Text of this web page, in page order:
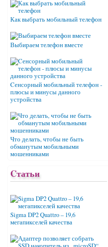
Как выбрать мобильный телефон
Выбираем телефон вместе
Cенсорный мобильный телефон -
плюсы и минусы данного
устройства
Что делать, чтобы не быть
обманутым мобильными
мошенниками
Cтатьи
Sigma DP2 Quattro – 19,6
мегапикселей качества